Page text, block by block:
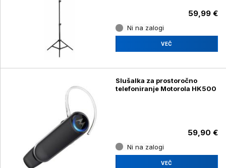
59,99 €
Ni na zalogi
VEČ
Slušalka za prostoročno
telefoniranje Motorola HK500
59,90 €
Ni na zalogi
VEČ